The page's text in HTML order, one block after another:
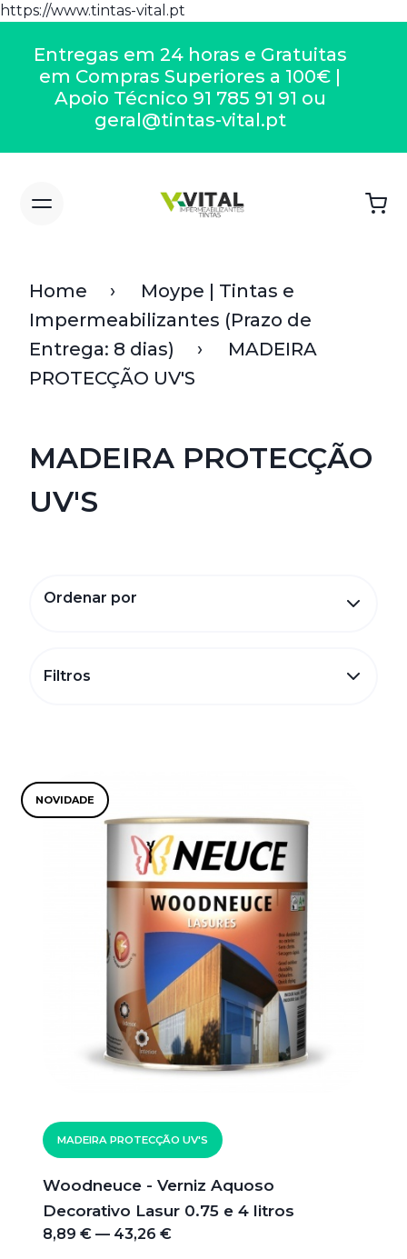
https://www.tintas-vital.pt
Entregas em 24 horas e Gratuitas
em Compras Superiores a 100€ |
Apoio Técnico 91 785 91 91 ou
geral@tintas-vital.pt
Home
Moype | Tintas e
Impermeabilizantes (Prazo de
Entrega: 8 dias)
MADEIRA
PROTECÇÃO UV'S
MADEIRA PROTECÇÃO
UV'S
Filtros
Ordenar por
NOVIDADE
MADEIRA PROTECÇÃO UV'S
Woodneuce - Verniz Aquoso
Decorativo Lasur 0.75 e 4 litros
8,89 € — 43,26 €